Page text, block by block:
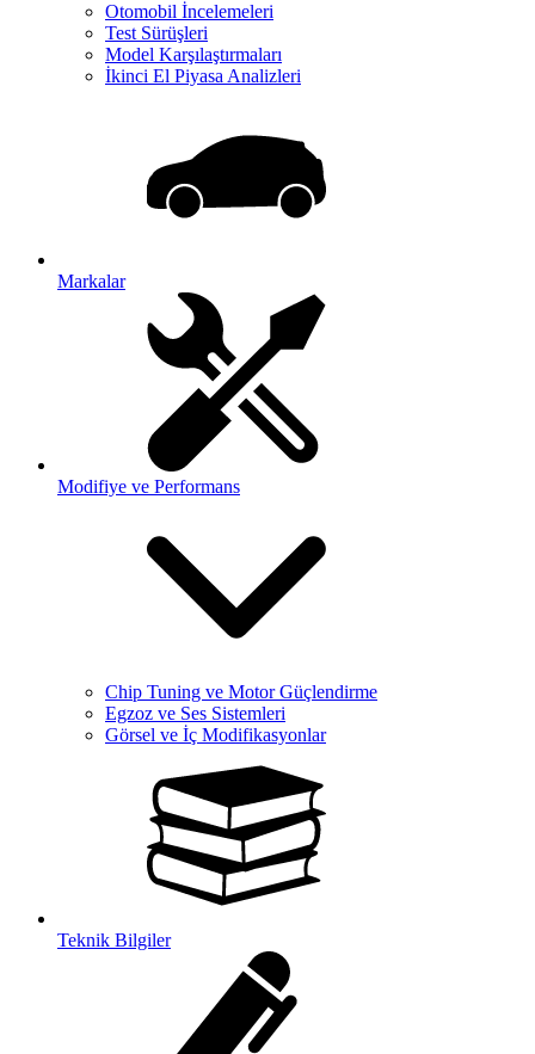
Otomobil İncelemeleri
Test Sürüşleri
Model Karşılaştırmaları
İkinci El Piyasa Analizleri
Markalar
Modifiye ve Performans
Chip Tuning ve Motor Güçlendirme
Egzoz ve Ses Sistemleri
Görsel ve İç Modifikasyonlar
Teknik Bilgiler